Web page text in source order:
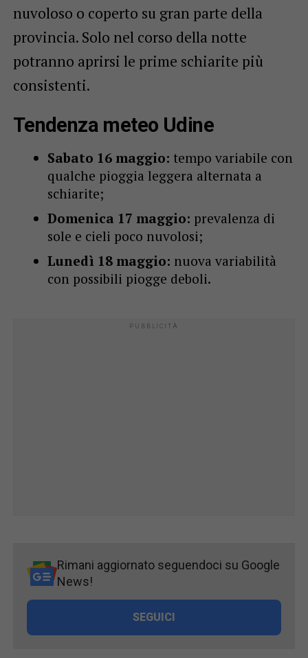
nuvoloso o coperto su gran parte della
provincia. Solo nel corso della notte
potranno aprirsi le prime schiarite più
consistenti.
Tendenza meteo Udine
Sabato 16 maggio: tempo variabile con
qualche pioggia leggera alternata a
schiarite;
Domenica 17 maggio: prevalenza di
sole e cieli poco nuvolosi;
Lunedì 18 maggio: nuova variabilità
con possibili piogge deboli.
Rimani aggiornato seguendoci su Google
News!
SEGUICI